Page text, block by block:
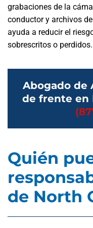
grabaciones de la
conductor y archivos
ayuda a reducir el
sobrescritos o perdidos.
Abogado de
de frente en
Quién
de North